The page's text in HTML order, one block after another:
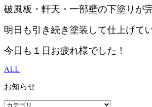
破風板・軒天・一部壁の下塗りが
明日も引き続き塗装して仕上げて
今日も１日お疲れ様でした！
ALL
お知らせ